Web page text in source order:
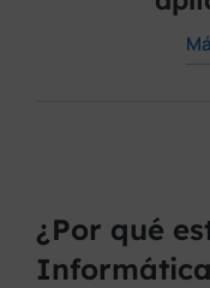
¿Por qué